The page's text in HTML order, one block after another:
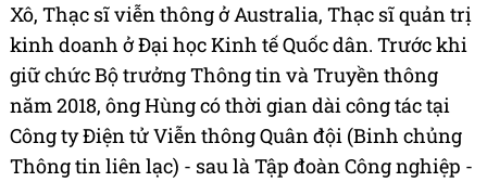
Xô, Thạc sĩ viễn thông ở Australia, Thạc sĩ quản trị
kinh doanh ở Đại học Kinh tế Quốc dân. Trước khi
giữ chức Bộ trưởng Thông tin và Truyền thông
năm 2018, ông Hùng có thời gian dài công tác tại
Công ty Điện tử Viễn thông Quân đội (Binh chủng
Thông tin liên lạc) - sau là Tập đoàn Công nghiệp -